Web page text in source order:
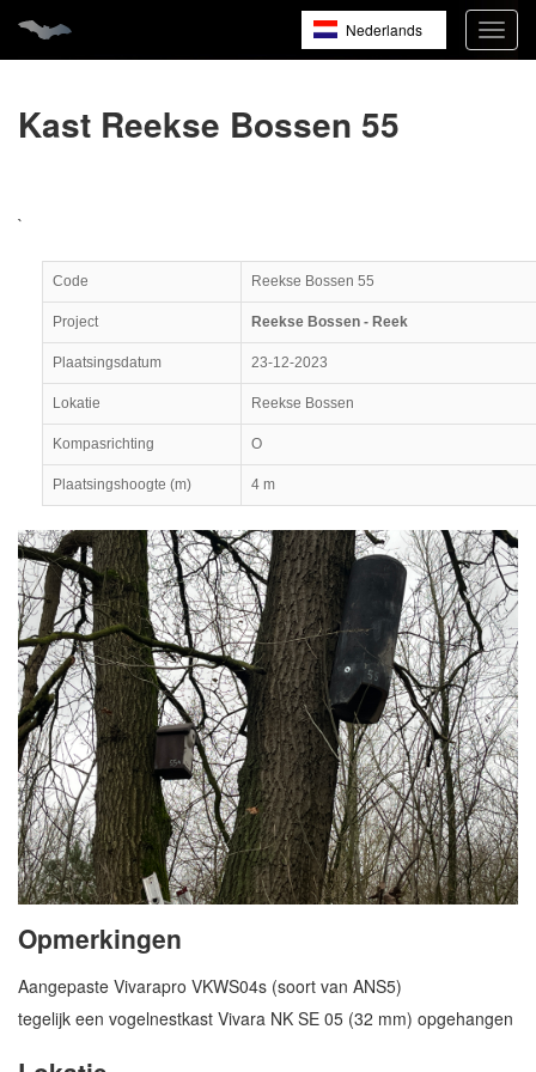
Nederlands
Kast Reekse Bossen 55
`
Code Reekse Bossen 55
Project Reekse Bossen - Reek
Plaatsingsdatum 23-12-2023
Lokatie Reekse Bossen
Kompasrichting O
Plaatsingshoogte (m) 4 m
Opmerkingen
Aangepaste Vivarapro VKWS04s (soort van ANS5)
tegelijk een vogelnestkast Vivara NK SE 05 (32 mm) opgehangen